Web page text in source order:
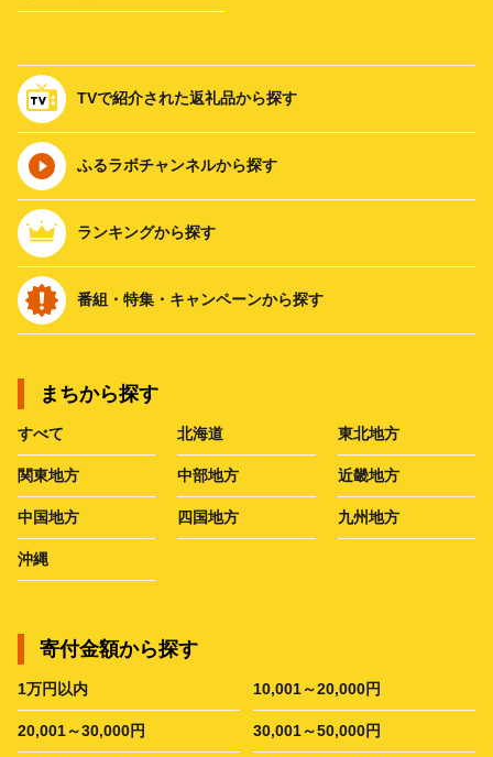
TVで紹介された返礼品から探す
ふるラボチャンネルから探す
ランキングから探す
番組・特集・キャンペーンから探す
まちから探す
すべて 北海道 東北地方
関東地方 中部地方 近畿地方
中国地方 四国地方 九州地方
沖縄
寄付金額から探す
1万円以内 10,001～20,000円
20,001～30,000円 30,001～50,000円